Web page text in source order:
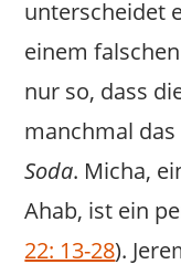
unterscheidet
einem
nur so, dass
manchmal
Soda. Micha,
Ahab, ist ein
22: 13-28).